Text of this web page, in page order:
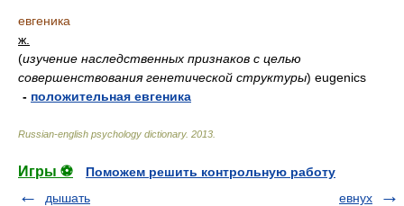
евгеника
ж.
(изучение наследственных признаков с целью
совершенствования генетической структуры) eugenics
- положительная евгеника
Russian-english psychology dictionary. 2013
Игры ⚽
Поможем решить контрольную работу
дышать
евнух